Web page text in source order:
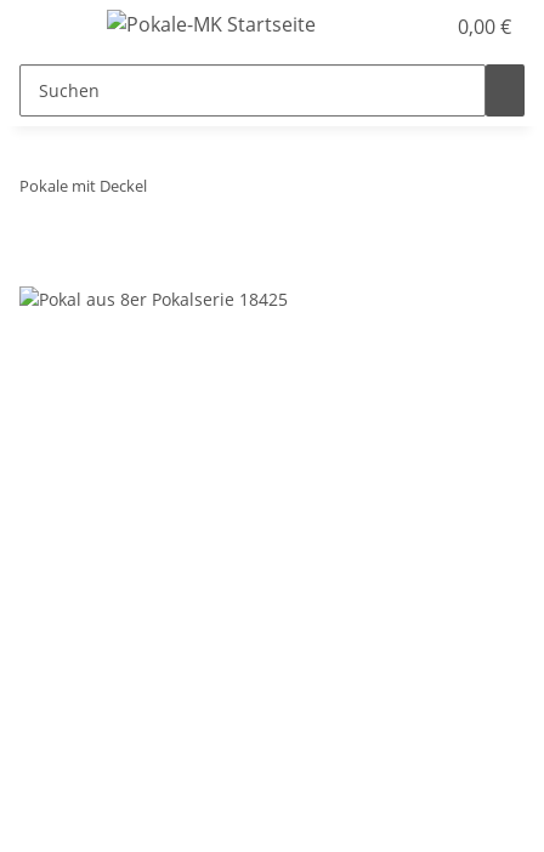
0,00 €
Pokale mit Deckel